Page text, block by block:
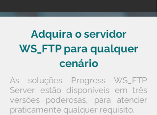
Adquira o servidor
WS_FTP para qualquer
cenário
As soluções Progress WS_FTP
Server estão disponíveis em três
versões poderosas, para atender
praticamente qualquer requisito.